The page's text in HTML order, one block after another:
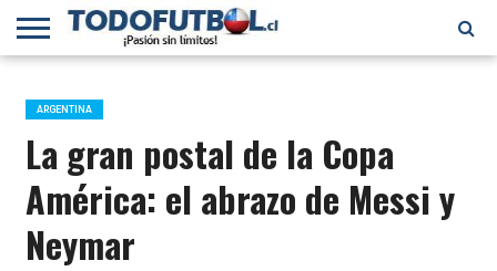
PRIMERA
B
SELECCIÓN
CHILENA
CHILENOS
EN EL
MUNDO
FÚTBOL
INTERNACIONAL
ARGENTINA
La gran postal de la Copa
América: el abrazo de Messi y
Neymar